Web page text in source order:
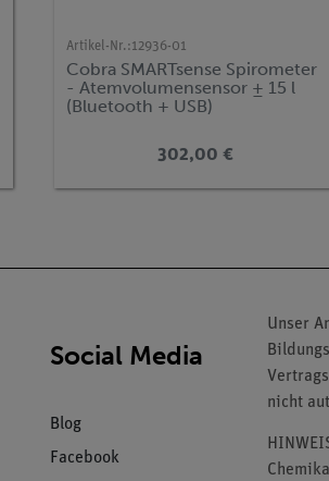
Artikel-Nr.:12936-01
Cobra SMARTsense Spirometer
- Atemvolumensensor ± 15 l
(Bluetooth + USB)
302,00 €
Social Media
Blog
Facebook
Unser
nicht